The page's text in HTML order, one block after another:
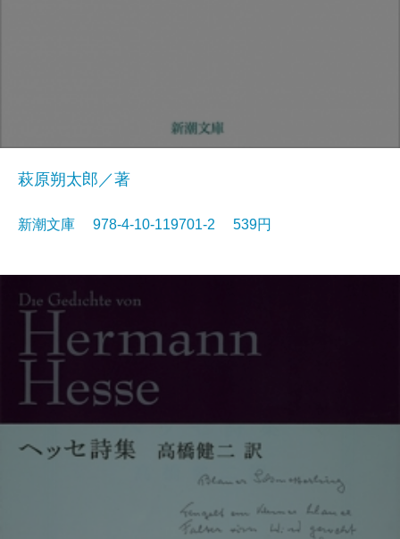
萩原朔太郎／著
新潮文庫 978-4-10-119701-2 539円